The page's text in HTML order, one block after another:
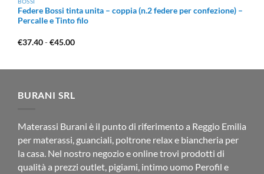
Federe Bossi tinta unita – coppia (n.2 federe per confezione) –
Percalle e Tinto filo
€37.40-€45.00Fascia
€37.40
BURANI SRL
Materassi Burani è il punto di riferimento a Reggio Emilia
per materassi, guanciali, poltrone relax e biancheria per
la casa. Nel nostro negozio e online trovi prodotti di
qualità a prezzi outlet, pigiami, intimo uomo Perofil e